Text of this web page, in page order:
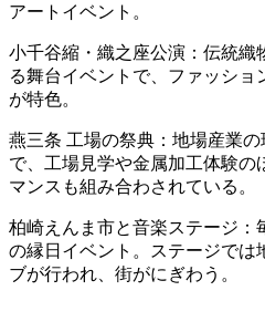
アートイベント。
小千谷縮・織之座公演：伝統織
る舞台イベントで、ファッシ
が特色。
燕三条 工場の祭典：地場産業
で、工場見学や金属加工体験の
マンスも組み合わされている。
柏崎えんま市と音楽ステージ：
の縁日イベント。ステージでは
ブが行われ、街がにぎわう。